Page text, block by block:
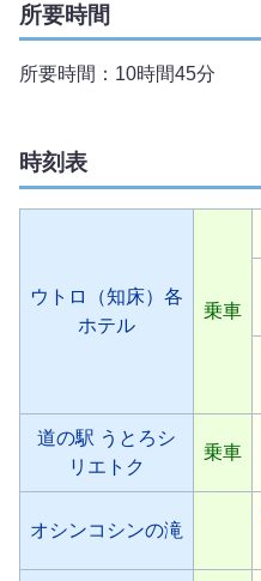
所要時間
所要時間：10時間45分
時刻表
ウトロ（知床）各
ホテル
乗車
道の駅 うとろシ
リエトク
乗車
オシンコシンの滝